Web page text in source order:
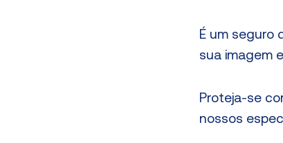
É um seguro
sua imagem
Proteja-se
nossos